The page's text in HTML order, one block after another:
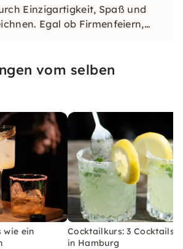
Einzigartigkeit, Spaß und
Egal ob Firmenfeiern,
Du so schnell nicht vergessen
vom selben
wie ein
Cocktailkurs: 3 Cocktails
in Hamburg